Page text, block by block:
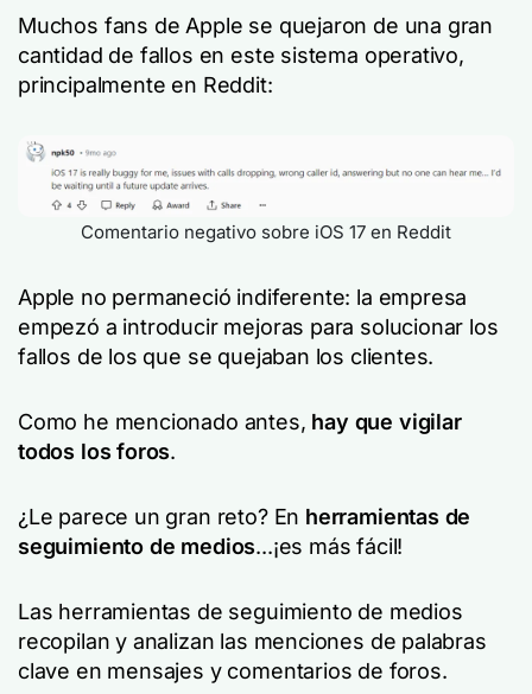
Muchos fans de Apple se quejaron de una gran
cantidad de fallos en este sistema operativo,
principalmente en Reddit:
Comentario negativo sobre iOS 17 en Reddit
Apple no permaneció indiferente: la empresa
empezó a introducir mejoras para solucionar los
fallos de los que se quejaban los clientes.
Como he mencionado antes, hay que vigilar
todos los foros.
¿Le parece un gran reto? En herramientas de
seguimiento de medios...¡es más fácil!
Las herramientas de seguimiento de medios
recopilan y analizan las menciones de palabras
clave en mensajes y comentarios de foros.